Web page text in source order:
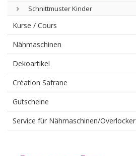
Schnittmuster Kinder
Kurse / Cours
Nähmaschinen
Dekoartikel
Création Safrane
Gutscheine
Service für Nähmaschinen/Overlocker